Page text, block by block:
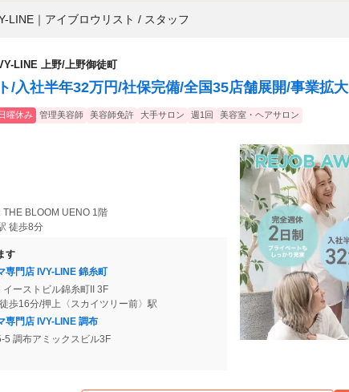
LINE ｜ アイブロウリスト / スタッフ
LINE 上野/上野御徒町
/入社半年32万円/社保完備/全国35店舗展開/事業拡大
日曜休み 管理美容師 美容師免許 大手サロン 週1回 美容室・ヘアサロン
BLOOM UENO 1階
徒歩8分
す
専門店 IVY-LINE 錦糸町
ーストビル錦糸町II 3F
歩16分/押上〈スカイツリー前〉駅
専門店 IVY-LINE 調布
5 調布アミックスビル3F